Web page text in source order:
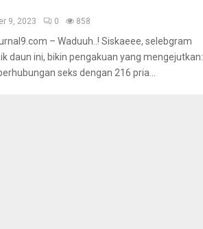
9, 2023 0 858
– Waduuh..! Siskaeee, selebgram
daun ini, bikin pengakuan yang mengejutkan:
seks dengan 216 pria...